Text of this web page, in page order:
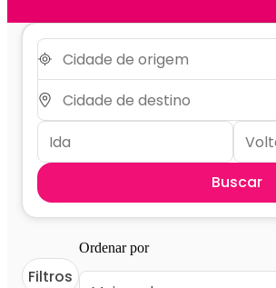
Buscar
Filtros
Ordenar por